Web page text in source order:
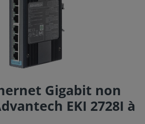
Gigabit non
EKI 2728I à